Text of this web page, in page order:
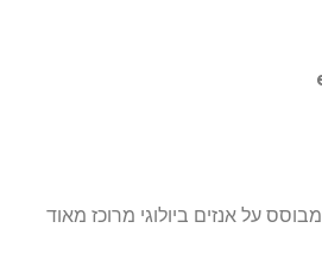
תכשיר eOx Actyzym LF מבוסס על אנזים ביולוגי מרוכז מאוד